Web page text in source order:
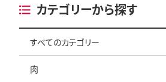
カテゴリーから探す
すべてのカテゴリー
肉